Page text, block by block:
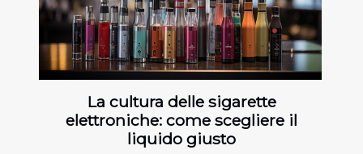
La cultura delle sigarette
elettroniche: come scegliere il
liquido giusto